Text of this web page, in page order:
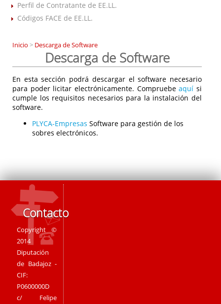
Perfil de Contratante de EE.LL.
Códigos FACE de EE.LL.
Inicio > Descarga de Software
Descarga de Software
En esta sección podrá descargar el software necesario
para poder licitar electrónicamente. Compruebeaquí si
cumple los requisitos necesarios para la instalación del
software.
PLYCA-Empresas Software para gestión de los
sobres electrónicos.
Contacto
Copyright ©
2014
Diputación
de Badajoz -
CIF:
P0600000D
c/ Felipe